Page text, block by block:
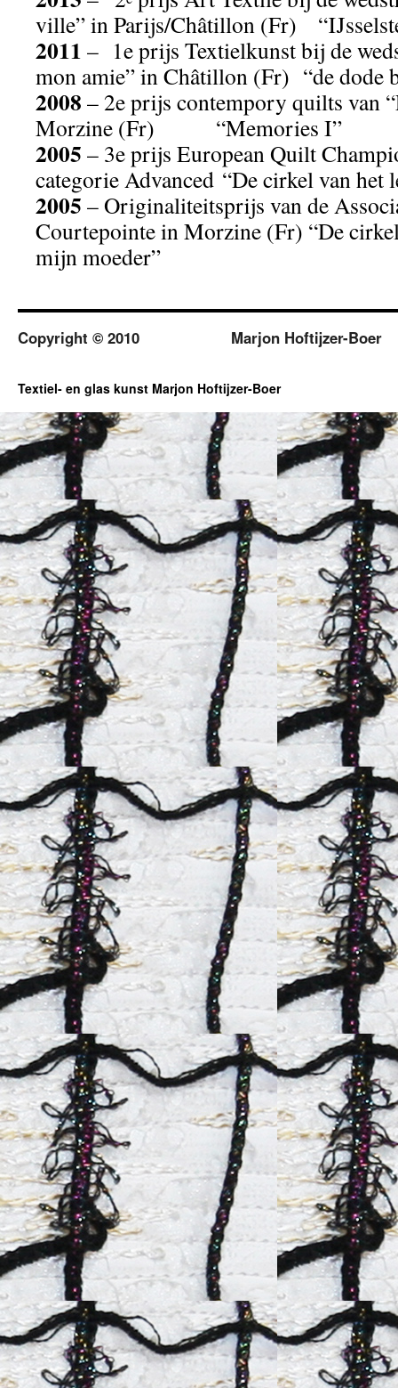
ville” in Parijs/Châtillon (Fr)
2011 – 1e prijs Textielkunst bij de
mon amie” in Châtillon (Fr) “de dode
2008 – 2e prijs contempory quilts van
Morzine (Fr) “Memories I”
2005 – 3e prijs European Quilt
categorie Advanced “De cirkel van het
2005 – Originaliteitsprijs van de
Courtepointe in Morzine (Fr) “De
mijn moeder”
Copyright © 2010 Marjon Hoftijzer-Boer
Textiel- en glas kunst Marjon Hoftijzer-Boer